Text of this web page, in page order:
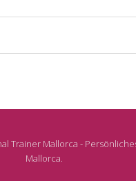
Trainer Mallorca -
Mallorca.